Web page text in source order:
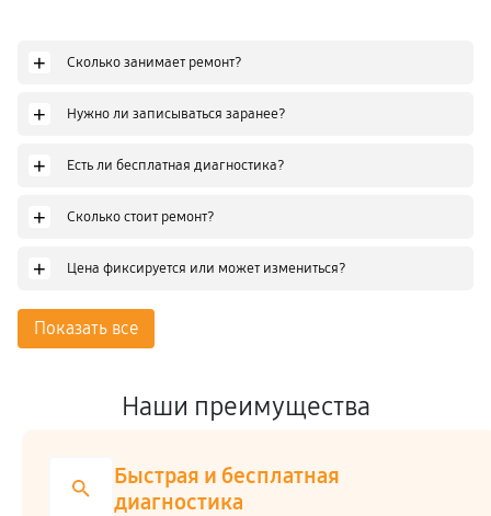
+ Сколько занимает ремонт?
+ Нужно ли записываться заранее?
+ Есть ли бесплатная диагностика?
+ Сколько стоит ремонт?
+ Цена фиксируется или может измениться?
Показать все
Наши преимущества
Быстрая и бесплатная
диагностика